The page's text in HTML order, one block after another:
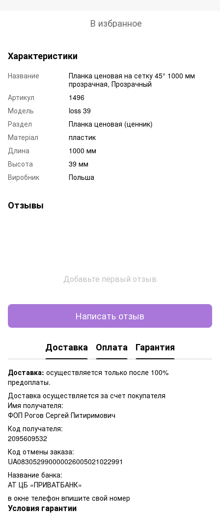
В избранное
Характеристики
Название
Планка ценовая на сетку 45° 1000 мм
прозрачная, Прозрачный
Артикул
1496
Модель
loss 39
Раздел
Планка ценовая (ценник)
Матеріал
пластик
Длина
1000 мм
Высота
39 мм
Виробник
Польша
Отзывы
Добавьте первый отзыв
Написать отзыв
Доставка Оплата Гарантия
Доставка: осуществляется только после 100%
предоплаты.
Доставка осуществляется за счет покупателя
Имя получателя:
ФОП Рогов Сергей Питиримович
Код получателя:
2095609532
Код отмены заказа:
UA083052990000026005021022991
Название банка:
АТ ЦБ «ПРИВАТБАНК»
в окне телефон впишите свой номер
Условия гарантии